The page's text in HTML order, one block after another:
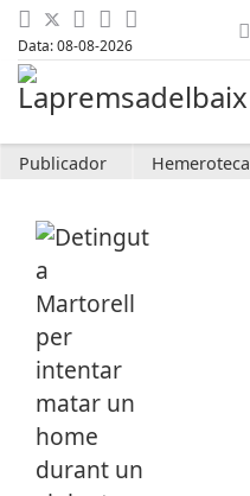
Data: 08-08-2026
Publicador Hemeroteca